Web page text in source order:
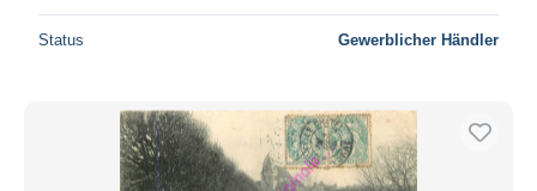
Status Gewerblicher Händler